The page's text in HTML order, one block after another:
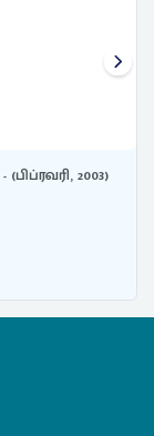
- (பிப்ரவரி, 2003)